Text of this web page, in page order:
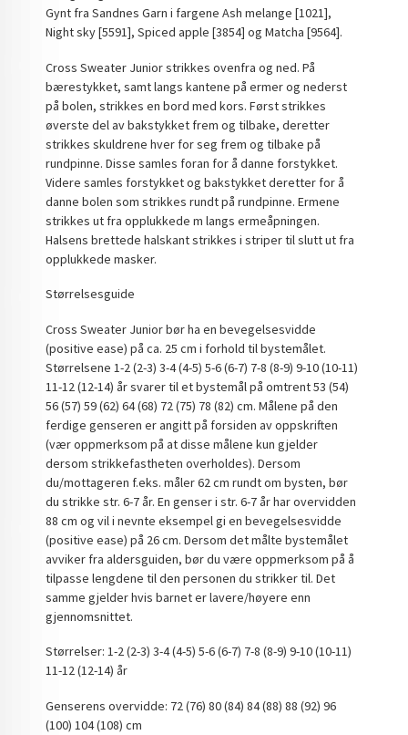
Gynt fra Sandnes Garn i fargene Ash melange [1021],
Night sky [5591], Spiced apple [3854] og Matcha [9564].
Cross Sweater Junior strikkes ovenfra og ned. På
bærestykket, samt langs kantene på ermer og nederst
på bolen, strikkes en bord med kors. Først strikkes
øverste del av bakstykket frem og tilbake, deretter
strikkes skuldrene hver for seg frem og tilbake på
rundpinne. Disse samles foran for å danne forstykket.
Videre samles forstykket og bakstykket deretter for å
danne bolen som strikkes rundt på rundpinne. Ermene
strikkes ut fra opplukkede m langs ermeåpningen.
Halsens brettede halskant strikkes i striper til slutt ut fra
opplukkede masker.
Størrelsesguide
Cross Sweater Junior bør ha en bevegelsesvidde
(positive ease) på ca. 25 cm i forhold til bystemålet.
Størrelsene 1-2 (2-3) 3-4 (4-5) 5-6 (6-7) 7-8 (8-9) 9-10 (10-11)
11-12 (12-14) år svarer til et bystemål på omtrent 53 (54)
56 (57) 59 (62) 64 (68) 72 (75) 78 (82) cm. Målene på den
ferdige genseren er angitt på forsiden av oppskriften
(vær oppmerksom på at disse målene kun gjelder
dersom strikkefastheten overholdes). Dersom
du/mottageren f.eks. måler 62 cm rundt om bysten, bør
du strikke str. 6-7 år. En genser i str. 6-7 år har overvidden
88 cm og vil i nevnte eksempel gi en bevegelsesvidde
(positive ease) på 26 cm. Dersom det målte bystemålet
avviker fra aldersguiden, bør du være oppmerksom på å
tilpasse lengdene til den personen du strikker til. Det
samme gjelder hvis barnet er lavere/høyere enn
gjennomsnittet.
Størrelser: 1-2 (2-3) 3-4 (4-5) 5-6 (6-7) 7-8 (8-9) 9-10 (10-11)
11-12 (12-14) år
Genserens overvidde: 72 (76) 80 (84) 84 (88) 88 (92) 96
(100) 104 (108) cm